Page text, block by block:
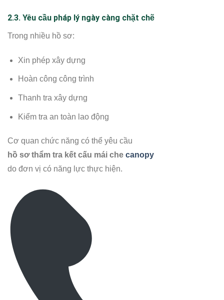
2.3. Yêu cầu pháp lý ngày càng chặt chẽ
Trong nhiều hồ sơ:
Xin phép xây dựng
Hoàn công công trình
Thanh tra xây dựng
Kiểm tra an toàn lao động
Cơ quan chức năng có thể yêu cầu
hồ sơ thẩm tra kết cấu mái che canopy
do đơn vị có năng lực thực hiện.